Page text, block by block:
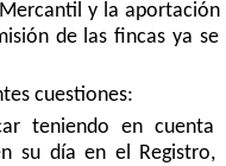
y la aportación
de las fincas ya se
cuestiones:
teniendo en cuenta
su día en el Registro,